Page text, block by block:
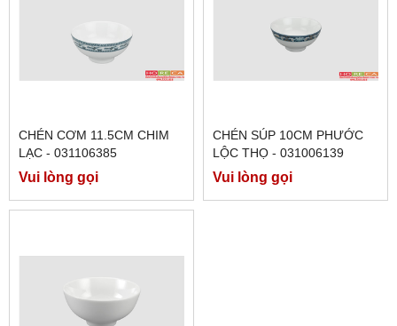
CHÉN CƠM 11.5CM CHIM
LẠC - 031106385
Vui lòng gọi
CHÉN SÚP 10CM PHƯỚC
LỘC THỌ - 031006139
Vui lòng gọi